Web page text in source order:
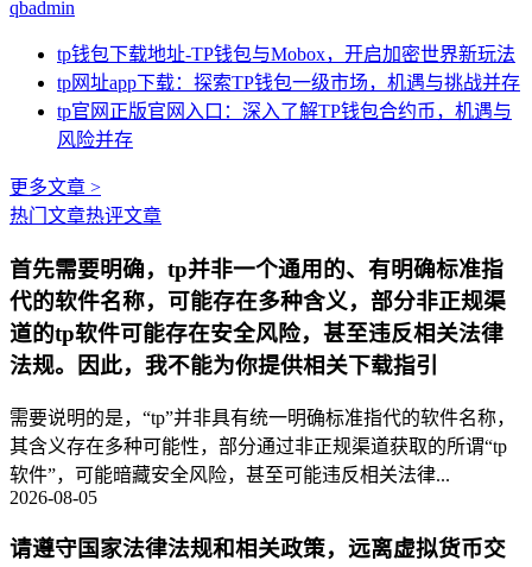
qbadmin
tp钱包下载地址-TP钱包与Mobox，开启加密世界新玩法
tp网址app下载：探索TP钱包一级市场，机遇与挑战并存
tp官网正版官网入口：深入了解TP钱包合约币，机遇与
风险并存
更多文章 >
热门文章热评文章
首先需要明确，tp并非一个通用的、有明确标准指
代的软件名称，可能存在多种含义，部分非正规渠
道的tp软件可能存在安全风险，甚至违反相关法律
法规。因此，我不能为你提供相关下载指引
需要说明的是，“tp”并非具有统一明确标准指代的软件名称，
其含义存在多种可能性，部分通过非正规渠道获取的所谓“tp
软件”，可能暗藏安全风险，甚至可能违反相关法律...
2026-08-05
请遵守国家法律法规和相关政策，远离虚拟货币交